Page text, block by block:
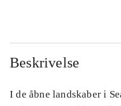
Beskrivelse
I de åbne landskaber i